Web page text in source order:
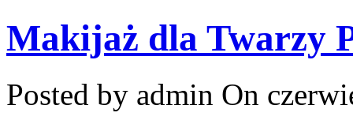
Makijaż dla Twarzy
Posted by admin On